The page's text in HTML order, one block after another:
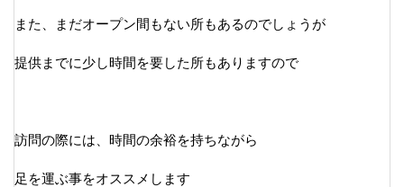
また、まだオープン間もない所もあるのでしょうが
提供までに少し時間を要した所もありますので
訪問の際には、時間の余裕を持ちながら
足を運ぶ事をオススメします